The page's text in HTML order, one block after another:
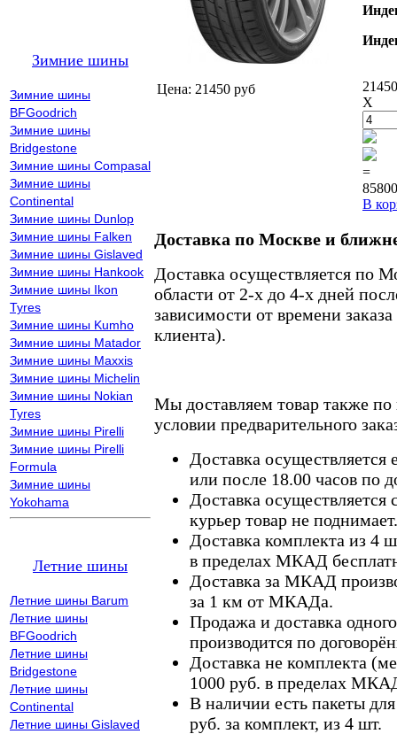
Зимние шины
Зимние шины
BFGoodrich
Зимние шины
Bridgestone
Зимние шины Compasal
Зимние шины
Continental
Зимние шины Dunlop
Зимние шины Falken
Зимние шины Gislaved
Зимние шины Hankook
Зимние шины Ikon
Tyres
Зимние шины Kumho
Зимние шины Matador
Зимние шины Maxxis
Зимние шины Michelin
Зимние шины Nokian
Tyres
Зимние шины Pirelli
Зимние шины Pirelli
Formula
Зимние шины
Yokohama
Летние шины
Летние шины Barum
Летние шины
BFGoodrich
Летние шины
Bridgestone
Летние шины
Continental
Летние шины Gislaved
Цена: 21450 руб
X
=
В
Доставка по Москве и
Доставка осуществляется по
области от 2-х до 4-х дней
зависимости от времени
клиента).
Мы доставляем товар также
условии предварительного
Доставка осуществляется
или после 18.00 часов по
Доставка осуществляется
курьер товар не поднимает.
Доставка комплекта из 4
в пределах МКАД
Доставка за МКАД
за 1 км от МКАДа.
Продажа и доставка
производится по
Доставка не комплекта
1000 руб. в пределах
В наличии есть пакеты
руб. за комплект, из 4 шт.